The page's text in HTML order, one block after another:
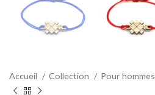
Accueil Collection Pour hommes